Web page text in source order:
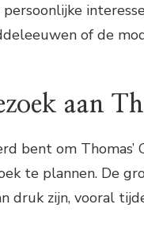
persoonlijke
of de
aan
bent om Thomas’
te plannen. De
druk zijn, vooral